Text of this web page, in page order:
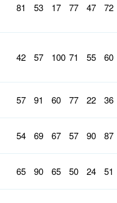
81 53 17 77 47 72
42 57 100 71 55 60
57 91 60 77 22 36
54 69 67 57 90 87
65 90 65 50 24 51